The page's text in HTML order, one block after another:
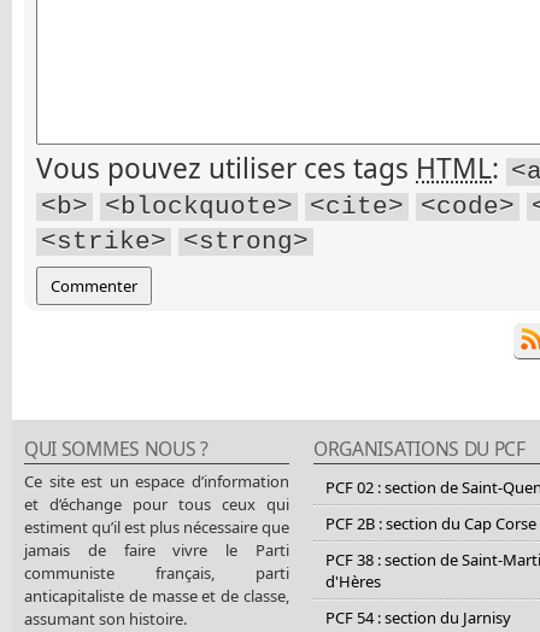
Vous pouvez utiliser ces tags HTML:
<b>
<blockquote> <cite> <code>
<strike>
<strong>
QUI SOMMES NOUS ?
Ce site est un espace d’information
et d’échange pour tous ceux qui
estiment qu’il est plus nécessaire que
jamais de faire vivre le Parti
communiste français, parti
anticapitaliste de masse et de classe,
assumant son histoire.
ORGANISATIONS DU PCF
PCF 02 : section de Saint-
PCF 2B : section du Cap Corse
PCF 38 : section de Saint-
d'Hères
PCF 54 : section du Jarnisy